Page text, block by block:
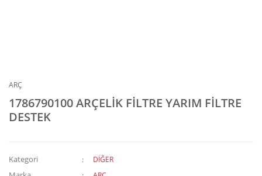
ARÇ
1786790100 ARÇELİK FİLTRE YARIM FİLTRE
DESTEK
Kategori DİĞER